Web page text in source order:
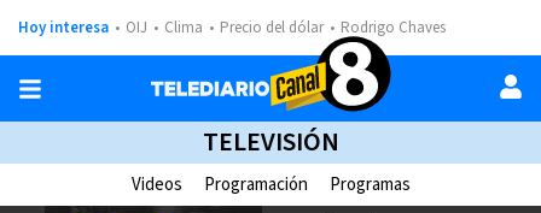
Hoy interesa OIJ Clima Precio del dólar Rodrigo Chaves
TELEVISIÓN
Videos Programación Programas